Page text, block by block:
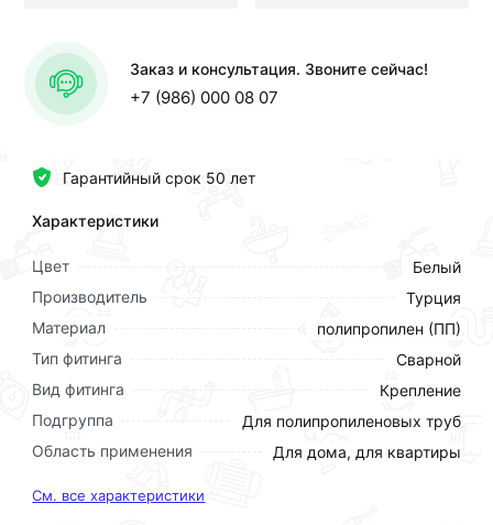
Гарантийный срок 50 лет
Характеристики
Цвет
Белый
Производитель
Турция
Материал
полипропилен (ПП)
Тип фитинга
Сварной
Вид фитинга
Крепление
Подгруппа
Для полипропиленовых труб
Область применения
Для дома, для квартиры
См. все характеристики
Заказ и консультация. Звоните сейчас!
+7 (986) 000 08 07